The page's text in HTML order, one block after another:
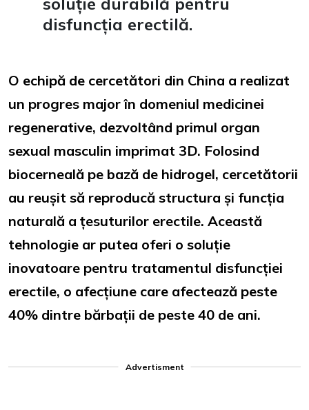
disfuncția erectilă.
O echipă de cercetători din China a realizat
un progres major în domeniul medicinei
regenerative, dezvoltând primul organ
sexual masculin imprimat 3D. Folosind
biocerneală pe bază de hidrogel, cercetătorii
au reușit să reproducă structura și funcția
naturală a țesuturilor erectile. Această
tehnologie ar putea oferi o soluție
inovatoare pentru tratamentul disfuncției
erectile, o afecțiune care afectează peste
40% dintre bărbații de peste 40 de ani.
Advertisment